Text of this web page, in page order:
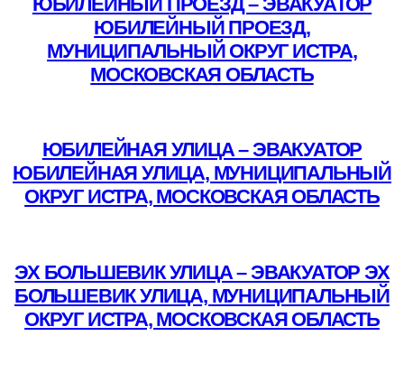
ЮБИЛЕЙНЫЙ ПРОЕЗД,
МУНИЦИПАЛЬНЫЙ ОКРУГ ИСТРА,
МОСКОВСКАЯ ОБЛАСТЬ
ЮБИЛЕЙНАЯ УЛИЦА – ЭВАКУАТОР
ЮБИЛЕЙНАЯ УЛИЦА, МУНИЦИПАЛЬНЫЙ
ОКРУГ ИСТРА, МОСКОВСКАЯ ОБЛАСТЬ
ЭХ БОЛЬШЕВИК УЛИЦА – ЭВАКУАТОР ЭХ
БОЛЬШЕВИК УЛИЦА, МУНИЦИПАЛЬНЫЙ
ОКРУГ ИСТРА, МОСКОВСКАЯ ОБЛАСТЬ